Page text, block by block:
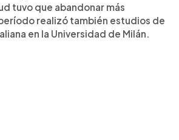
tuvo que abandonar más
realizó también estudios de
en la Universidad de Milán.